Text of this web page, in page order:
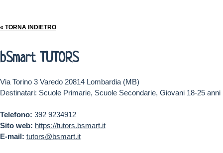
« TORNA INDIETRO
bSmart TUTORS
Via Torino 3 Varedo 20814 Lombardia (MB)
Destinatari: Scuole Primarie, Scuole Secondarie, Giovani 18-25 anni
Telefono: 392 9234912
Sito web: https://tutors.bsmart.it
E-mail: tutors@bsmart.it